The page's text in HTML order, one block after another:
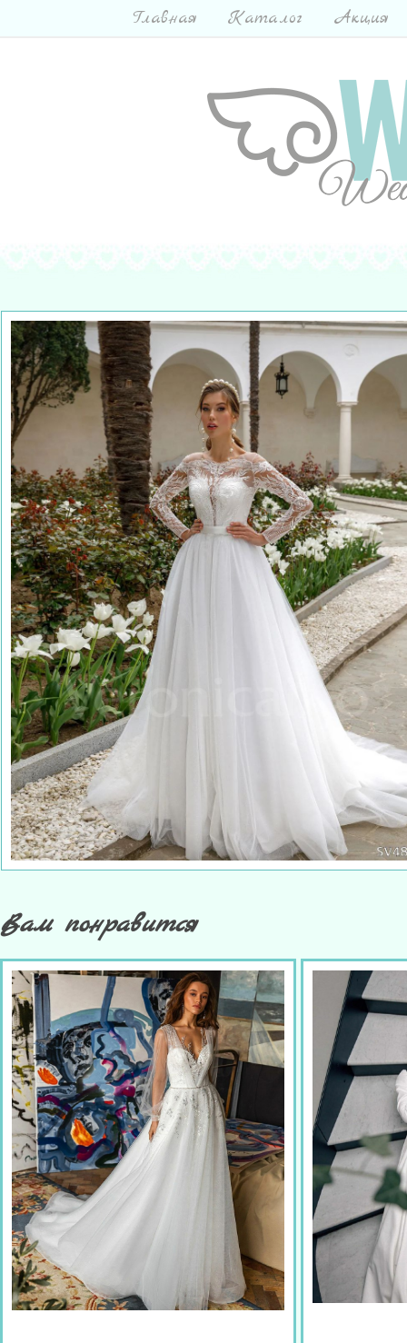
Главная Каталог Акция
Вам понравится